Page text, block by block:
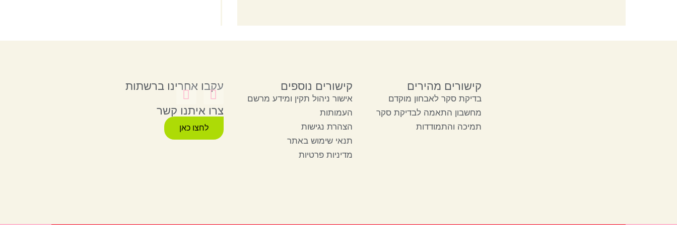
קישורים מהירים
בדיקת סקר לאבחון מוקדם
מחשבון התאמה לבדיקת סקר
תמיכה והתמודדות
קישורים נוספים
אישור ניהול תקין ומידע מרשם
העמותות
הצהרת נגישות
תנאי שימוש באתר
מדיניות פרטיות
עקבו אחרינו ברשתות
צרו איתנו קשר
לחצו כאן